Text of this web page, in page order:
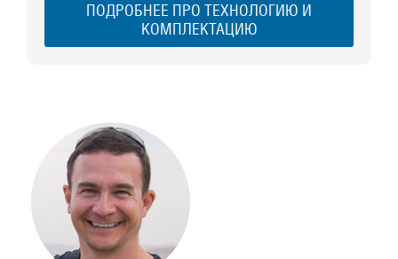
ПОДРОБНЕЕ ПРО ТЕХНОЛОГИЮ И
КОМПЛЕКТАЦИЮ